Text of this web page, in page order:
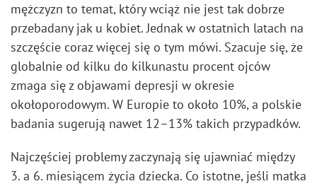
mężczyzn to temat, który wciąż nie jest tak dobrze
przebadany jak u kobiet. Jednak w ostatnich latach na
szczęście coraz więcej się o tym mówi. Szacuje się, że
globalnie od kilku do kilkunastu procent ojców
zmaga się z objawami depresji w okresie
okołoporodowym. W Europie to około 10%, a polskie
badania sugerują nawet 12–13% takich przypadków.
Najczęściej problemy zaczynają się ujawniać między
3. a 6. miesiącem życia dziecka. Co istotne, jeśli matka